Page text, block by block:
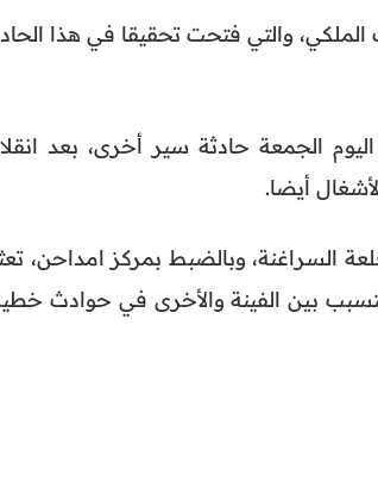
والتي فتحت تحقيقا في هذا
الجمعة حادثة سير أخرى، بعد
أيضا.
رقم 8 بين أولاد عياد وقلعة السراغنة، وبالضبط بمركز امداحن،
يتسبب بين الفينة والأخرى في حوادث